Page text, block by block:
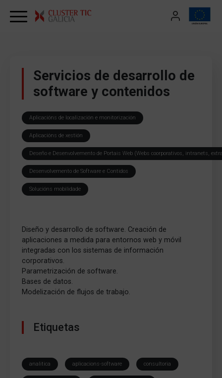
Servicios de desarrollo de
software y contenidos
Aplicacións de localización e monitorización
Aplicacións de xestión
Deseño e Desenvolvemento de Portais Web (Webs coorporativos, intranets,
Desenvolvemento de Software e Contidos
Solucións mobilidade
Diseño y desarrollo de software. Creación de
aplicaciones a medida para entornos web y móvil
integradas con los sistemas de información
corporativos.
Parametrización de software.
Bases de datos.
Modelización de flujos de trabajo.
Etiquetas
analitica aplicacions-software consultoria